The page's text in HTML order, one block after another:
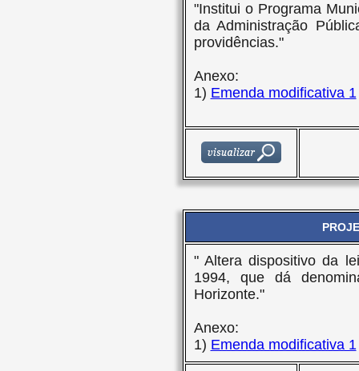
"Institui o Programa
da Administração
providências."
Anexo:
1) Emenda modificativa 1
" Altera dispositivo da
1994, que dá
Horizonte."
Anexo:
1) Emenda modificativa 1